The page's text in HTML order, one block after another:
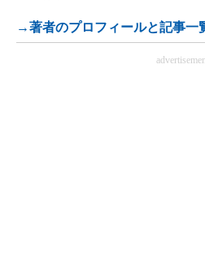
→著者のプロフィールと記事一